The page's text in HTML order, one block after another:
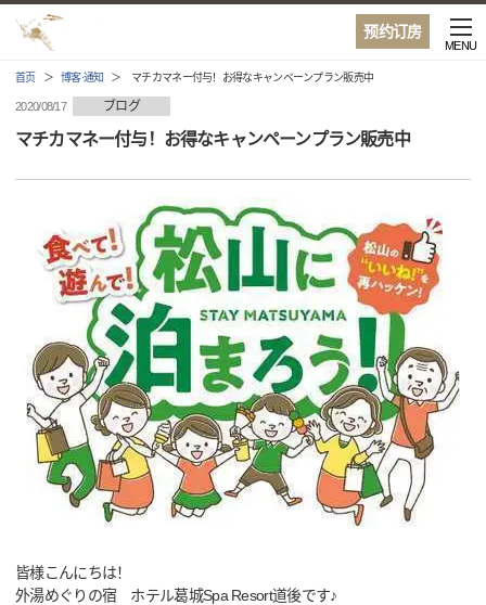
预约订房
MENU
首页 博客·通知 マチカマネー付与！お得なキャンペーンプラン販売中
2020/08/17 ブログ
マチカマネー付与！お得なキャンペーンプラン販売中
皆様こんにちは！
外湯めぐりの宿 ホテル葛城Spa Resort道後です♪